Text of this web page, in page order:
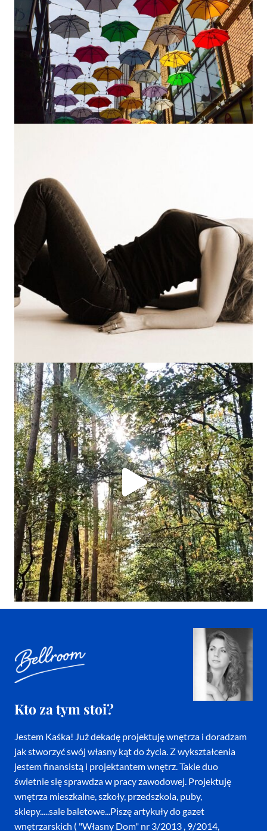
Kto za tym stoi?
Jestem Kaśka! Już dekadę projektuję wnętrza i doradzam
jak stworzyć swój własny kąt do życia. Z wykształcenia
jestem finansistą i projektantem wnętrz. Takie duo
świetnie się sprawdza w pracy zawodowej. Projektuję
wnętrza mieszkalne, szkoły, przedszkola, puby,
sklepy.....sale baletowe...Piszę artykuły do gazet
wnętrzarskich ( "Własny Dom" nr 3/2013 , 9/2014,